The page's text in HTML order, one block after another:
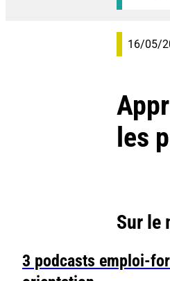
16/05/
les
Sur le
3 podcasts emploi-